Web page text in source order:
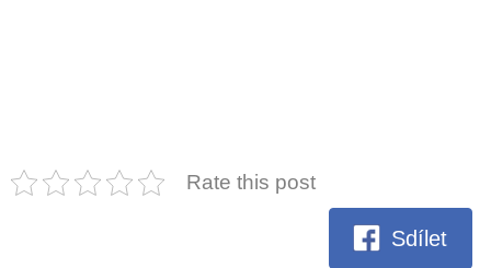
Rate this post
Sdílet